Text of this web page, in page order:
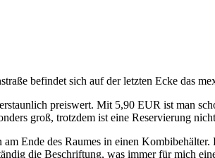
befindet sich auf der letzten Ecke das
preiswert. Mit 5,90 EUR ist man
groß, trotzdem ist eine Reservierung
am Ende des Raumes in einen
die Beschriftung, was immer für mich